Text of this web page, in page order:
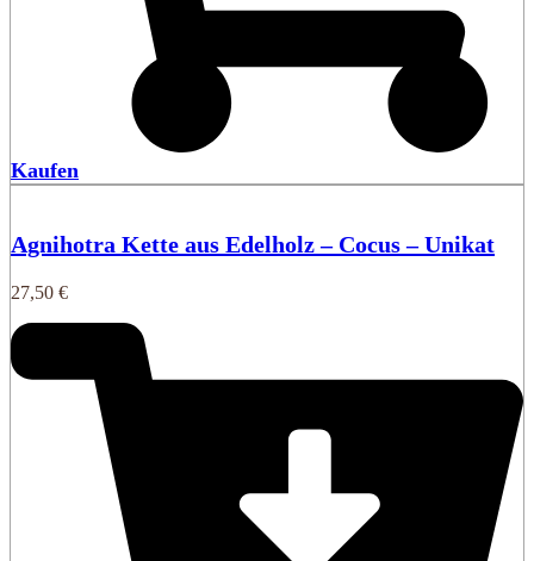
Kaufen
Agnihotra Kette aus Edelholz – Cocus – Unikat
27,50 €